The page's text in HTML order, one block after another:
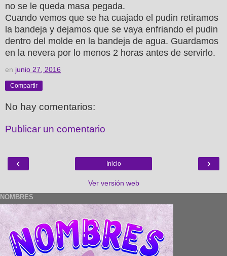
no se le queda masa pegada.
Cuando vemos que se ha cuajado el pudin retiramos
la bandeja y dejamos que se vaya enfriando el pudin
dentro del molde en la bandeja de agua. Guardamos
en la nevera por lo menos 2 horas antes de servirlo.
en junio 27, 2016
Compartir
No hay comentarios:
Publicar un comentario
‹ ›
Inicio
Ver versión web
NOMBRES